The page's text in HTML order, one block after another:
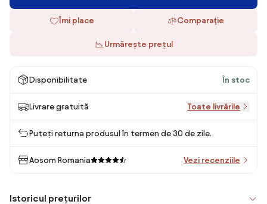
Îmi place Comparaţie
Urmărește prețul
Disponibilitate În stoc
Livrare gratuită Toate livrările
Puteți returna produsul în termen de 30 de zile.
Aosom Romania Vezi recenziile
Istoricul prețurilor